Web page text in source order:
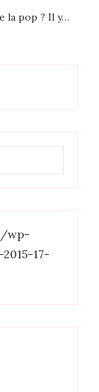
la pop ? Il y…